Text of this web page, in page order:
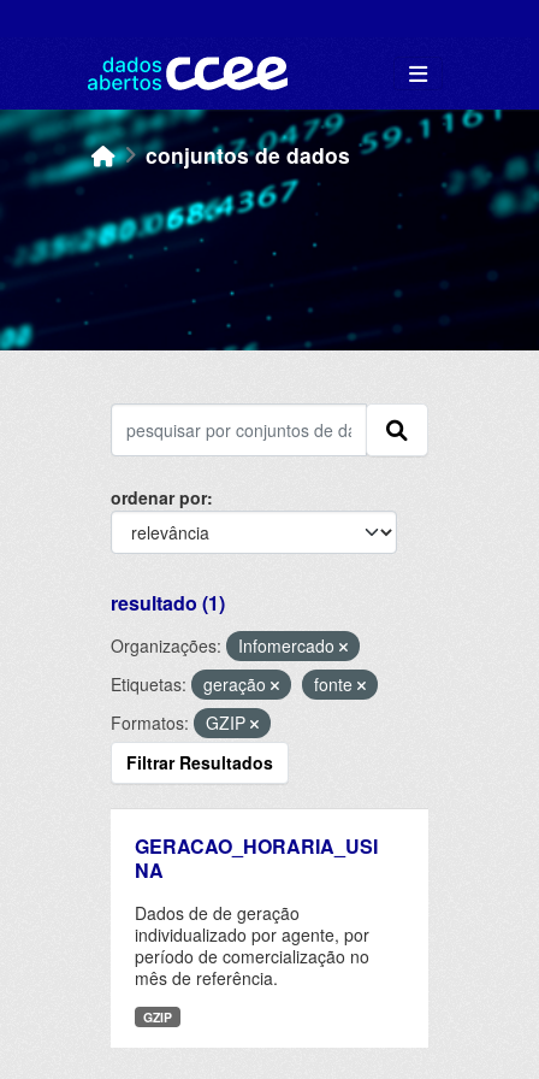
conjuntos de dados
ordenar por
resultado (1)
Organizações:
Infomercado
Etiquetas:
geração
fonte
Formatos:
GZIP
Filtrar Resultados
GERACAO_HORARIA_USI
NA
Dados de de geração
individualizado por agente, por
período de comercialização no
mês de referência.
GZIP